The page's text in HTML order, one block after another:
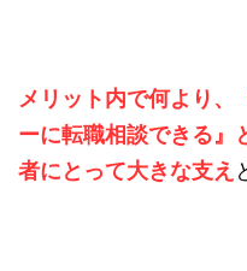
メリット内で何より、
ーに転職相談できる』
者にとって大きな支え